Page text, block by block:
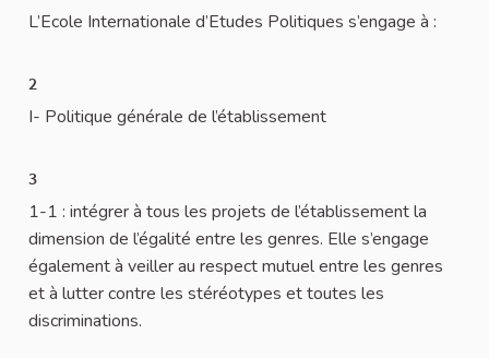
L’Ecole Internationale d’Etudes Politiques s’engage à :
2
I- Politique générale de l’établissement
3
1-1 : intégrer à tous les projets de l’établissement la
dimension de l’égalité entre les genres. Elle s’engage
également à veiller au respect mutuel entre les genres
et à lutter contre les stéréotypes et toutes les
discriminations.